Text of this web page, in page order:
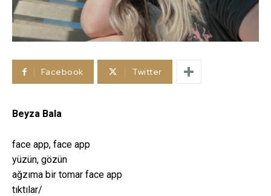
Facebook Twitter
Beyza Bala
face app, face app
yüzün, gözün
ağzıma bir tomar face app
tıktılar/